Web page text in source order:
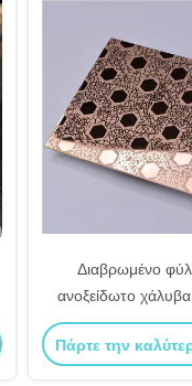
Διαβρωμένο
ανοξείδωτο
ακριβείας για
εξοπλισμού υψηλής
Πάρτε την